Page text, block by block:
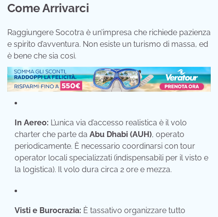
Come Arrivarci
Raggiungere Socotra è un’impresa che richiede pazienza
e spirito d’avventura. Non esiste un turismo di massa, ed
è bene che sia così.
In Aereo: L’unica via d’accesso realistica è il volo
charter che parte da Abu Dhabi (AUH), operato
periodicamente. È necessario coordinarsi con tour
operator locali specializzati (indispensabili per il visto e
la logistica). Il volo dura circa 2 ore e mezza.
Visti e Burocrazia: È tassativo organizzare tutto